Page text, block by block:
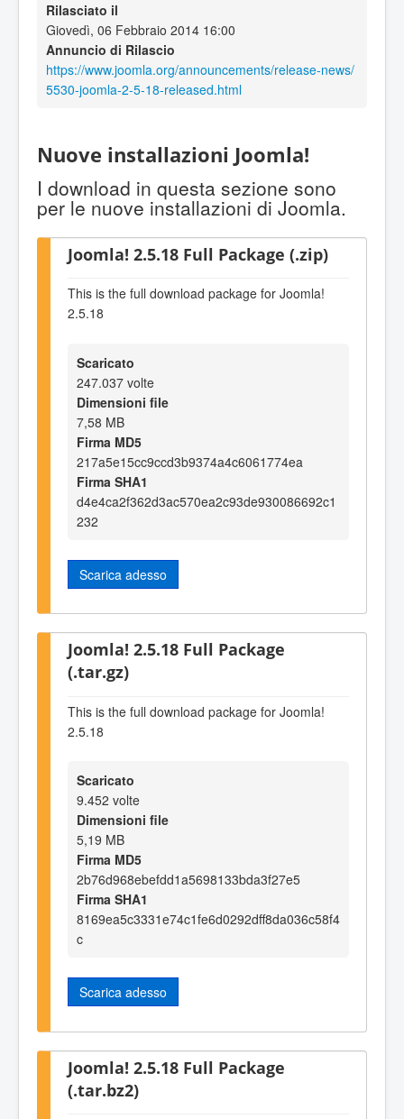
Rilasciato il
Giovedì, 06 Febbraio 2014 16:00
Annuncio di Rilascio
https://www.joomla.org/announcements/release-news/
5530-joomla-2-5-18-released.html
Nuove installazioni Joomla!
I download in questa sezione sono
per le nuove installazioni di Joomla.
Joomla! 2.5.18 Full Package (.zip)
This is the full download package for Joomla!
2.5.18
Scaricato
247.037 volte
Dimensioni file
7,58 MB
Firma MD5
217a5e15cc9ccd3b9374a4c6061774ea
Firma SHA1
d4e4ca2f362d3ac570ea2c93de930086692c1
232
Scarica adesso
Joomla! 2.5.18 Full Package
(.tar.gz)
This is the full download package for Joomla!
2.5.18
Scaricato
9.452 volte
Dimensioni file
5,19 MB
Firma MD5
2b76d968ebefdd1a5698133bda3f27e5
Firma SHA1
8169ea5c3331e74c1fe6d0292dff8da036c58f4
c
Scarica adesso
Joomla! 2.5.18 Full Package
(.tar.bz2)